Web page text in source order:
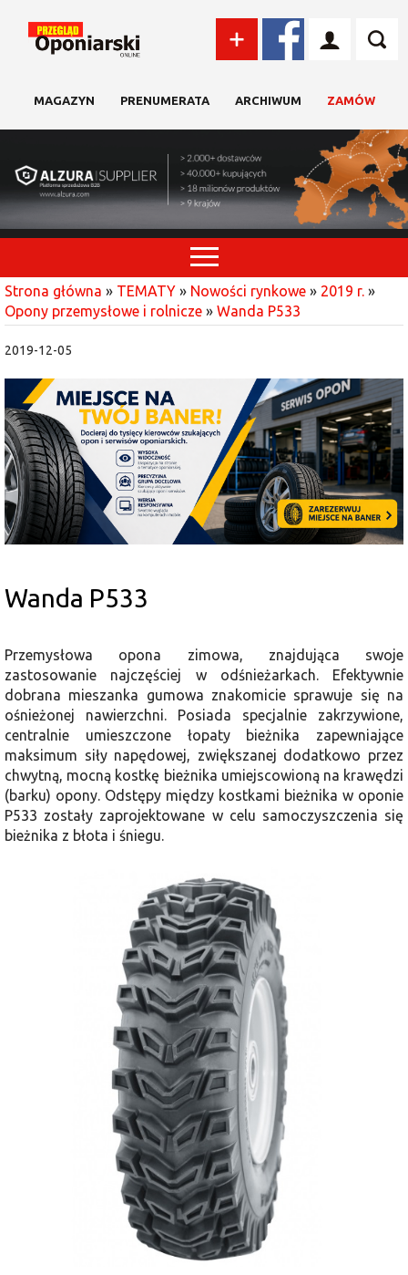
MAGAZYN PRENUMERATA ARCHIWUM ZAMÓW
Strona główna » TEMATY » Nowości rynkowe » 2019 r. »
Opony przemysłowe i rolnicze » Wanda P533
2019-12-05
Wanda P533
Przemysłowa opona zimowa, znajdująca swoje
zastosowanie najczęściej w odśnieżarkach. Efektywnie
dobrana mieszanka gumowa znakomicie sprawuje się na
ośnieżonej nawierzchni. Posiada specjalnie zakrzywione,
centralnie umieszczone łopaty bieżnika zapewniające
maksimum siły napędowej, zwiększanej dodatkowo przez
chwytną, mocną kostkę bieżnika umiejscowioną na krawędzi
(barku) opony. Odstępy między kostkami bieżnika w oponie
P533 zostały zaprojektowane w celu samoczyszczenia się
bieżnika z błota i śniegu.